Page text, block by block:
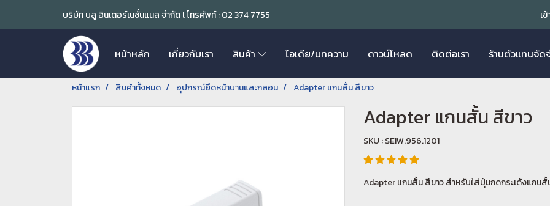
บริษัท บลู อินเตอร์เนชั่นแนล จำกัด l โทรศัพท์ : 02 374 7755 เ
หน้าหลัก เกี่ยวกับเรา สินค้า ไอเดีย/บทความ ดาวน์โหลด ติดต่อเรา ร้านตัวแทนจัด
หน้าแรก สินค้าทั้งหมด อุปกรณ์ยึดหน้าบานและกลอน Adapter แกนสั้น สีขาว
Adapter แกนสั้น สีขาว
SKU : SEIW.956.1201
Adapter แกนสั้น สีขาว สำหรับใส่ปุ่มกดกระเด้งแกนสั้